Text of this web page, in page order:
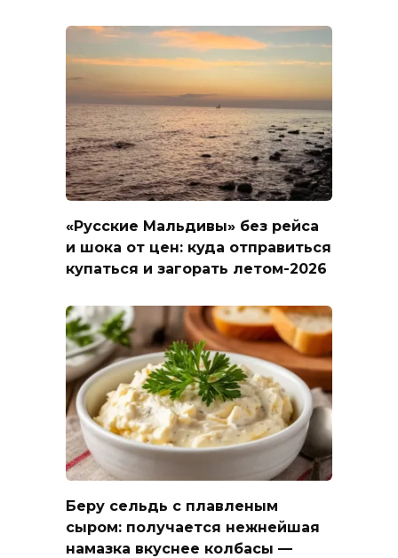
«Русские Мальдивы» без рейса
и шока от цен: куда отправиться
купаться и загорать летом-2026
Беру сельдь с плавленым
сыром: получается нежнейшая
намазка вкуснее колбасы —